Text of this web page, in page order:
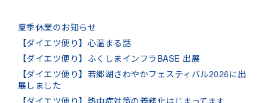
夏季休業のお知らせ
【ダイエツ便り】心温まる話
【ダイエツ便り】ふくしまインフラBASE 出展
【ダイエツ便り】若郷湖さわやかフェスティバル2026に出
展しました
【ダイエツ便り】熱中症対策の義務化はじまってます